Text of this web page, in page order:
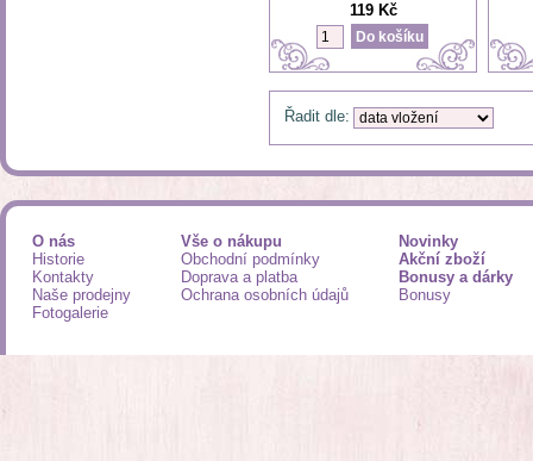
119 Kč
Řadit dle:
O nás
Historie
Kontakty
Naše prodejny
Fotogalerie
Vše o nákupu
Obchodní podmínky
Doprava a platba
Ochrana osobních údajů
Novinky
Akční zboží
Bonusy a dárky
Bonusy